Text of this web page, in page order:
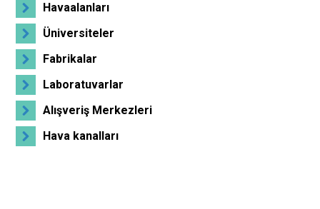
Havaalanları
Üniversiteler
Fabrikalar
Laboratuvarlar
Alışveriş Merkezleri
Hava kanalları